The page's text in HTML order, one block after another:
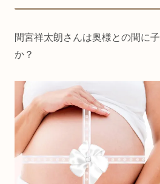
間宮祥太朗さんは奥様との間に
か？